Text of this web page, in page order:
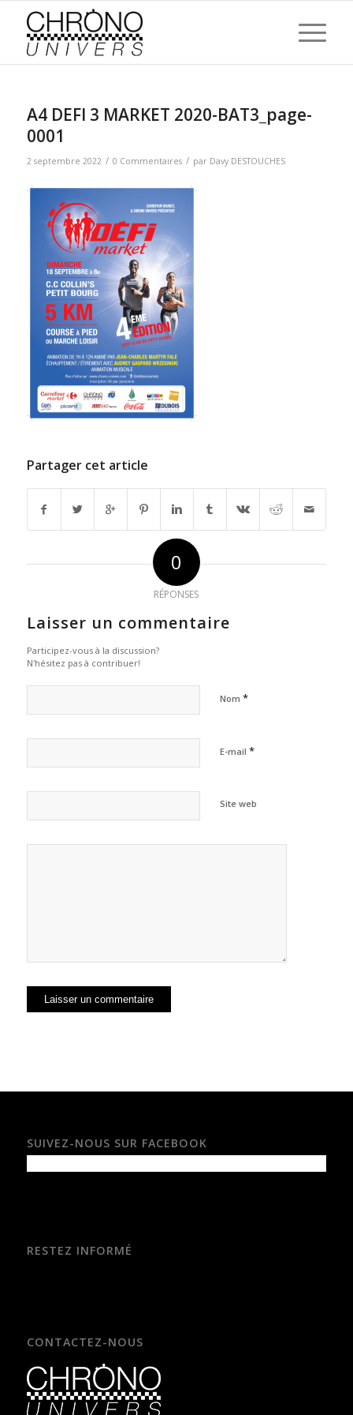
A4 DEFI 3 MARKET 2020-BAT3_page-
0001
2 septembre 2022 / 0 Commentaires / par Davy DESTOUCHES
Partager cet article
0
RÉPONSES
Laisser un commentaire
Participez-vous à la discussion?
N'hésitez pas à contribuer!
Nom *
E-mail *
Site web
SUIVEZ-NOUS SUR FACEBOOK
RESTEZ INFORMÉ
CONTACTEZ-NOUS